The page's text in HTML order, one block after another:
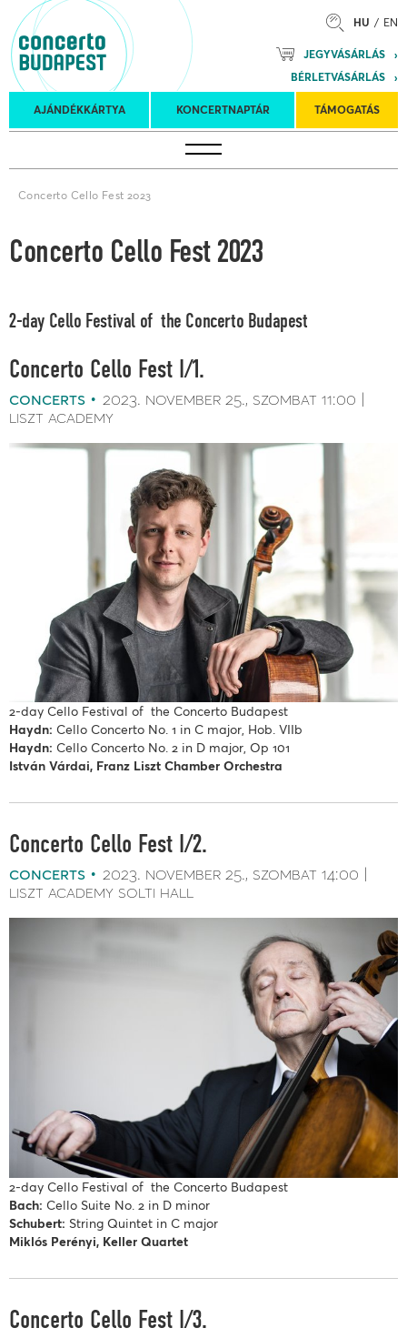
HU EN
JEGYVÁSÁRLÁS
BÉRLETVÁSÁRLÁS
AJÁNDÉKKÁRTYA KONCERTNAPTÁR TÁMOGATÁS
Koncertnaptár
turnék
Kulturális
Program
Felkéréses
koncertek
Concerto Cello Fest 2023
Concerto Cello Fest 2023
2-day Cello Festival of the Concerto Budapest
Concerto Cello Fest I/1.
concerts 2023. november 25. szombat 11:00
liszt academy
2-day Cello Festival of the Concerto Budapest
Haydn: Cello Concerto No. 1 in C major, Hob. VIIb
Haydn: Cello Concerto No. 2 in D major, Op 101
István Várdai, Franz Liszt Chamber Orchestra
Concerto Cello Fest I/2.
concerts 2023. november 25. szombat 14:00
liszt academy solti hall
2-day Cello Festival of the Concerto Budapest
Bach: Cello Suite No. 2 in D minor
Schubert: String Quintet in C major
Miklós Perényi, Keller Quartet
Concerto Cello Fest I/3.